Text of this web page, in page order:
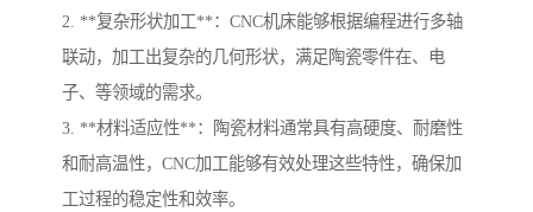
2. **复杂形状加工**：CNC机床能够根据编程进行多轴
联动，加工出复杂的几何形状，满足陶瓷零件在、电
子、等领域的需求。
3. **材料适应性**：陶瓷材料通常具有高硬度、耐磨性
和耐高温性，CNC加工能够有效处理这些特性，确保加
工过程的稳定性和效率。